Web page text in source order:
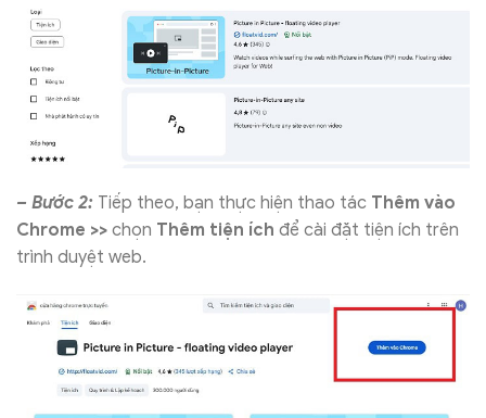
– Bước 2: Tiếp theo, bạn thực hiện thao tác Thêm vào
Chrome >> chọn Thêm tiện ích để cài đặt tiện ích trên
trình duyệt web.